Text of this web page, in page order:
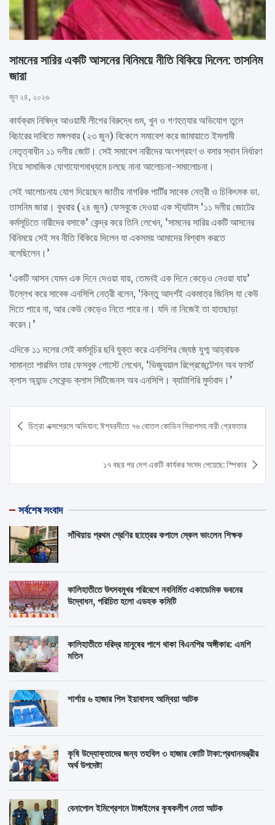
সামনের সারির একটি আসনের বিনিময়ে নীতি বিকিয়ে দিলেন: তাসনিম
জারা
জুন ২৪, ২০২৬
কার্যক্রম নিষিদ্ধ আওয়ামী লীগের বিরুদ্ধে গুম, খুন ও গণহত্যার অভিযোগ তুলে
বিচারের দাবিতে মঙ্গলবার (২৩ জুন) বিকেলে সমাবেশ করে জামায়াতে ইসলামী
নেতৃত্বাধীন ১১ দলীয় জোট। সেই সমাবেশ নারীদের অংশগ্রহণ ও বসার স্থান নির্ধারণ
নিয়ে সামাজিক যোগাযোগমাধ্যমে চলছে নানা আলোচনা-সমালোচনা।
সেই আলোচনায় যোগ দিয়েছেন জাতীয় নাগরিক পার্টির সাবেক নেত্রী ও চিকিৎসক ডা.
তাসনিম জারা। বুধবার (২৪ জুন) ফেসবুকে দেওয়া এক স্ট্যাটাস ‘১১ দলীয় জোটের
কর্মসূচিতে নারীদের বসাকে’ কেন্দ্র করে তিনি লেখেন, ‘সামনের সারির একটি আসনের
বিনিময়ে সেই সব নীতি বিকিয়ে দিলেন যা একসময় আমাদের বিশ্বাস করতে
বলেছিলেন।’
‘একটি আসন যেমন এক দিনে দেওয়া যায়, তেমনই এক দিনে কেড়েও নেওয়া যায়’
উল্লেখ করে সাবেক এনসিপি নেত্রী বলেন, ‘কিন্তু আদর্শই একমাত্র জিনিস যা কেউ
দিতে পারে না, আর কেউ কেড়েও নিতে পারে না। যদি না নিজেই তা হাতছাড়া
করেন।’
এদিকে ১১ দলের সেই কর্মসূচির ছবি যুক্ত করে এনসিপির জ্যেষ্ঠ যুগ্ম আহ্বায়ক
সামান্তা শারমিন তার ফেসবুক পোস্টে লেখেন, ‘ভিজ্যুয়াল রিপ্রেজেন্টেশন অব ফার্স্ট
ক্লাস অ্যান্ড সেকেন্ড ক্লাস সিটিজেনস অব এনসিপি। ব্যাটাগিরি মুর্দাবাদ।’
navigation
চিত্রা এক্সপ্রেসে অভিযান: ঈশ্বরদীতে ৭৬ বোতল কোডিন সিরাপসহ নারী গ্রেফতার
১৭ বছর পর দেশ একটি কার্যকর সংসদ পেয়েছে: স্পিকার
সর্বশেষ সংবাদ
সাঁথিয়ায় প্রথম শ্রেণির ছাত্রের কপালে স্কেল ভাংলেন শিক্ষক
কালিহাতীতে উৎসবমুখর পরিবেশে নবনির্মিত একাডেমিক ভবনের
উদ্বোধন, পরিচিত হলো এডহক কমিটি
কালিহাতীতে দরিদ্র মানুষের পাশে থাকা বিএনপির অঙ্গীকার: এমপি
মতিন
শার্শায় ৬ হাজার পিস ইয়াবাসহ আম্বিয়া আটক
কৃষি উদ্যোক্তাদের জন্য তহবিল ৩ হাজার কোটি টাকা:প্রধানমন্ত্রীর
অর্থ উপদেষ্টা
বেনাপোল ইমিগ্রেশনে টাঙ্গাইলের কৃষকলীগ নেতা আটক